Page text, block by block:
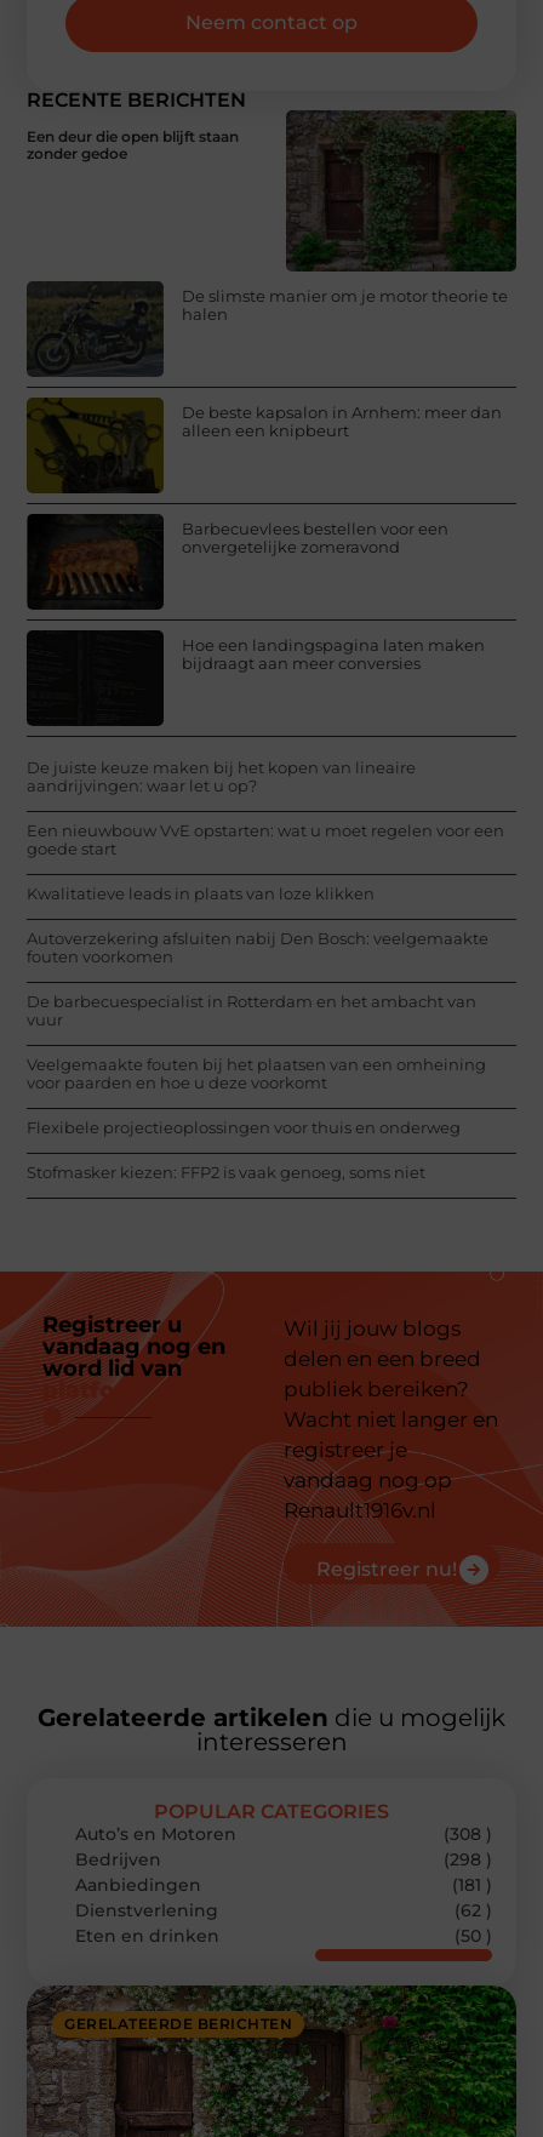
RECENTE BERICHTEN
Een deur die open blijft staan
zonder gedoe
De slimste manier om je motor theorie te
halen
De beste kapsalon in Arnhem: meer dan
alleen een knipbeurt
Barbecuevlees bestellen voor een
onvergetelijke zomeravond
Hoe een landingspagina laten maken
bijdraagt aan meer conversies
De juiste keuze maken bij het kopen van lineaire
aandrijvingen: waar let u op?
Een nieuwbouw VvE opstarten: wat u moet regelen voor een
goede start
Kwalitatieve leads in plaats van loze klikken
Autoverzekering afsluiten nabij Den Bosch: veelgemaakte
fouten voorkomen
De barbecuespecialist in Rotterdam en het ambacht van
vuur
Veelgemaakte fouten bij het plaatsen van een omheining
voor paarden en hoe u deze voorkomt
Flexibele projectieoplossingen voor thuis en onderweg
Stofmasker kiezen: FFP2 is vaak genoeg, soms niet
Neem contact op
Registreer u
vandaag nog en
word lid van
platform
Wil jij jouw blogs
delen en een breed
publiek bereiken?
Wacht niet langer en
registreer je
vandaag nog op
Renault1916v.nl
Registreer nu!
Gerelateerde artikelen die u mogelijk
interesseren
GERELATEERDE BERICHTEN
POPULAR CATEGORIES
Auto’s en Motoren
(308 )
Bedrijven
(298 )
Aanbiedingen
(181 )
Dienstverlening
(62 )
Eten en drinken
(50 )